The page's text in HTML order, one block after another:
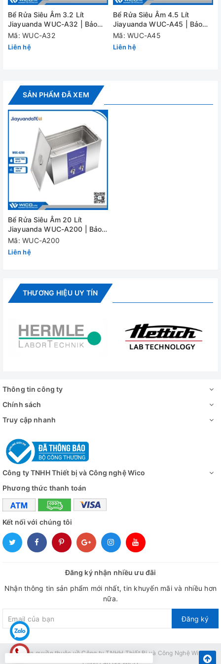
Đánh giá
Bể Rửa Siêu Âm 3.2 Lít
Jiayuanda WUC-A32 | Bảo
Hành 12 Tháng
Mã: WUC-A32
Liên hệ
Bể Rửa Siêu Âm 4.5 Lít
Jiayuanda WUC-A45 | Bảo
Hành 12 Tháng
Mã: WUC-A45
Liên hệ
SẢN PHẨM ĐÃ XEM
Bể Rửa Siêu Âm 20 Lít
Jiayuanda WUC-A200 | Bảo
Hành 12 Tháng
Mã: WUC-A200
Liên hệ
THƯƠNG HIỆU UY TÍN
Thông tin công ty
Chính sách
Truy cập nhanh
Công ty TNHH Thiết bị và Công nghệ Wico
Phương thức thanh toán
Kết nối với chúng tôi
Đăng ký nhận nhiều ưu đãi
Nhận thông tin sản phẩm mới nhất, tin khuyến mãi và nhiều hơn
nữa.
Đăng ký
© Bản quyền thuộc vềCông ty TNHH Thiết Bị và Công Nghệ Wico